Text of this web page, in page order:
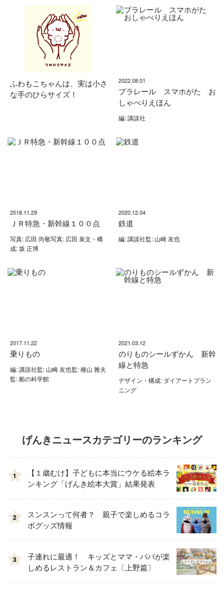
ふわもこちゃんは、実は小さ
な手のひらサイズ！
2022.08.01
プラレール スマホがた お
しゃべりえほん
編: 講談社
2018.11.29
ＪＲ特急・新幹線１００点
写真: 広田 尚敬写真: 広田 泉文・構
成: 坂 正博
2020.12.04
鉄道
編: 講談社監: 山崎 友也
2017.11.22
乗りもの
編: 講談社監: 山崎 友也監: 種山 雅夫
監: 船の科学館
2021.03.12
のりものシールずかん 新幹
線と特急
デザイン・構成: ダイアートプラン
ニング
げんきニュースカテゴリーのランキング
1
【１歳むけ】子どもに本当にウケる絵本ラ
ンキング「げんき絵本大賞」結果発表
2
スンスンって何者？ 親子で楽しめるコラ
ボグッズ情報
3
子連れに最適！ キッズとママ・パパが楽
しめるレストラン＆カフェ〔上野篇〕